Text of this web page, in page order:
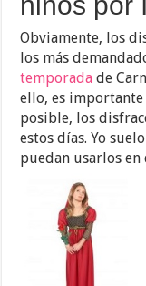
Obviamente, los
los más
temporada de
ello, es importante
posible, los
estos días. Yo
puedan usarlos en